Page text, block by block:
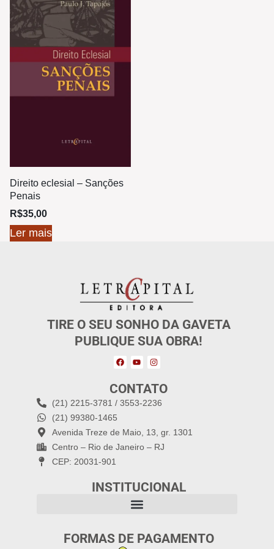
Direito eclesial – Sanções
Penais
R$35,00
Ler mais
TIRE O SEU SONHO DA GAVETA
PUBLIQUE SUA OBRA!
CONTATO
(21) 2215-3781 / 3553-2236
(21) 99380-1465
Avenida Treze de Maio, 13, gr. 1301
Centro – Rio de Janeiro – RJ
CEP: 20031-901
INSTITUCIONAL
FORMAS DE PAGAMENTO